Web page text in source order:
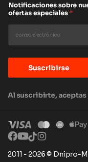
Notificaciones sobre
ofertas especiales*
Suscribirse
Al suscribirte, aceptas
2011 - 2026 © Dnipro-M